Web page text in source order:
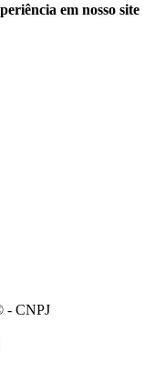
em nosso site
- CNPJ